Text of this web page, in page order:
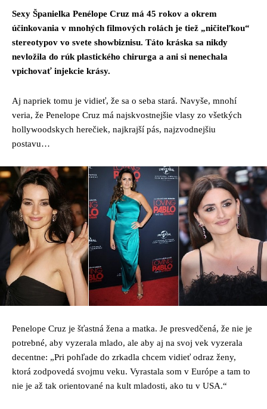
Sexy Španielka Penélope Cruz má 45 rokov a okrem
účinkovania v mnohých filmových rolách je tiež „ničiteľkou“
stereotypov vo svete showbiznisu. Táto kráska sa nikdy
nevložila do rúk plastického chirurga a ani si nenechala
vpichovať injekcie krásy.
Aj napriek tomu je vidieť, že sa o seba stará. Navyše, mnohí
veria, že Penelope Cruz má najskvostnejšie vlasy zo všetkých
hollywoodskych herečiek, najkrajší pás, najzvodnejšiu
postavu…
Penelope Cruz je šťastná žena a matka. Je presvedčená, že nie je
potrebné, aby vyzerala mlado, ale aby aj na svoj vek vyzerala
decentne: „Pri pohľade do zrkadla chcem vidieť odraz ženy,
ktorá zodpovedá svojmu veku. Vyrastala som v Európe a tam to
nie je až tak orientované na kult mladosti, ako tu v USA.“